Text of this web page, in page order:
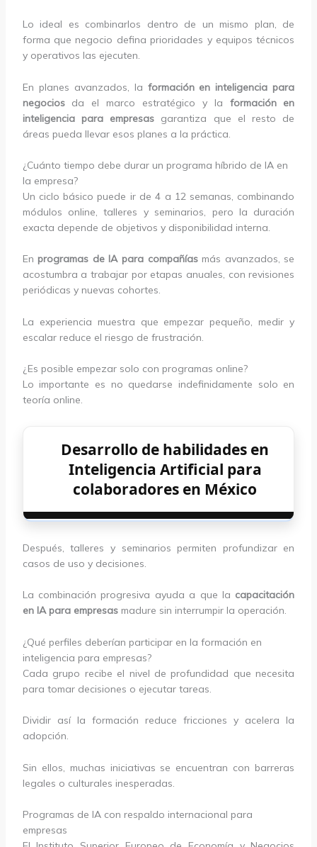
Lo ideal es combinarlos dentro de un mismo plan, de
forma que negocio defina prioridades y equipos técnicos
y operativos las ejecuten.
En planes avanzados, la formación en inteligencia para
negociosda el marco estratégico y la formación en
inteligencia para empresas garantiza que el resto de
áreas pueda llevar esos planes a la práctica.
¿Cuánto tiempo debe durar un programa híbrido de IA en
la empresa?
Un ciclo básico puede ir de 4 a 12 semanas, combinando
módulos online, talleres y seminarios, pero la duración
exacta depende de objetivos y disponibilidad interna.
Enprogramas de IA para compañíasmás avanzados, se
acostumbra a trabajar por etapas anuales, con revisiones
periódicas y nuevas cohortes.
La experiencia muestra que empezar pequeño, medir y
escalar reduce el riesgo de frustración.
¿Es posible empezar solo con programas online?
Lo importante es no quedarse indefinidamente solo en
teoría online.
Desarrollo de habilidades en
Inteligencia Artificial para
colaboradores en México
Después, talleres y seminarios permiten profundizar en
casos de uso y decisiones.
La combinación progresiva ayuda a que la capacitación
en IA para empresasmadure sin interrumpir la operación.
¿Qué perfiles deberían participar en la formación en
inteligencia para empresas?
Cada grupo recibe el nivel de profundidad que necesita
para tomar decisiones o ejecutar tareas.
Dividir así la formación reduce fricciones y acelera la
adopción.
Sin ellos, muchas iniciativas se encuentran con barreras
legales o culturales inesperadas.
Programas de IA con respaldo internacional para
empresas